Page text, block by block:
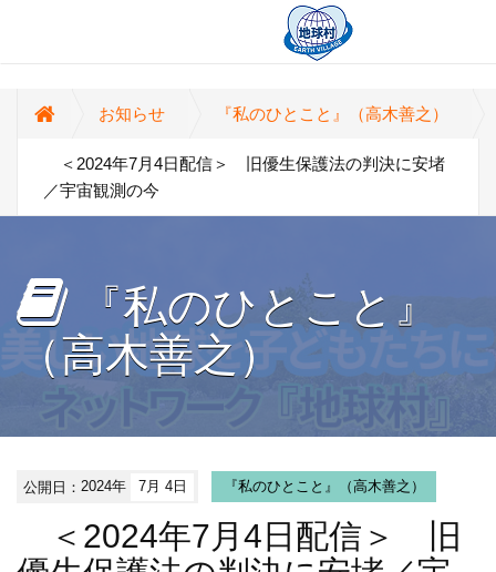
お知らせ 『私のひとこと』（高木善之）
＜2024年7月4日配信＞ 旧優生保護法の判決に安堵
／宇宙観測の今
『私のひとこと』
（高木善之）
公開日：2024年 7月 4日 『私のひとこと』（高木善之）
＜2024年7月4日配信＞ 旧